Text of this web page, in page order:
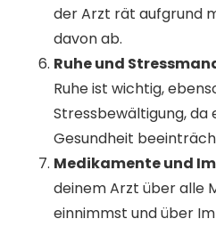
der Arzt rät aufgrund
davon ab.
Ruhe und
Ruhe ist wichtig,
Stressbewältigung, da
Gesundheit
Medikamente und
deinem Arzt über alle
einnimmst und über